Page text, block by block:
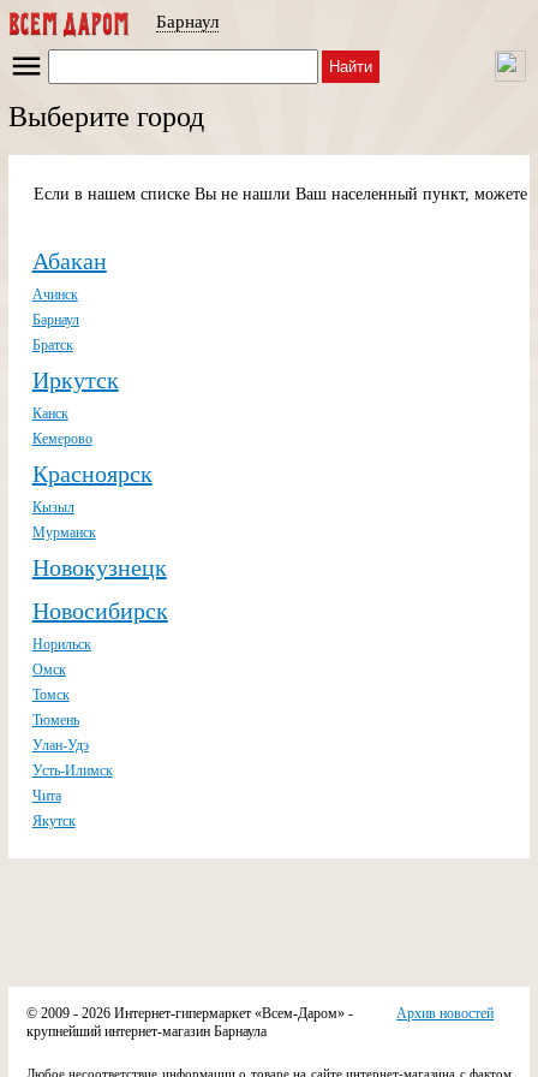
Барнаул
Найти
Выберите город
Если в нашем списке Вы не нашли Ваш населенный пункт, можете
Абакан
Ачинск
Барнаул
Братск
Иркутск
Канск
Кемерово
Красноярск
Кызыл
Мурманск
Новокузнецк
Новосибирск
Норильск
Омск
Томск
Тюмень
Улан-Удэ
Усть-Илимск
Чита
Якутск
Архив новостей
© 2009 - 2026 Интернет-гипермаркет «Всем-Даром» -
крупнейший интернет-магазин Барнаула
Любое несоответствие информации о товаре на сайте интернет-магазина с фактом